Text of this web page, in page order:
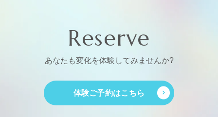
Reserve
あなたも変化を体験してみませんか?
体験ご予約はこちら